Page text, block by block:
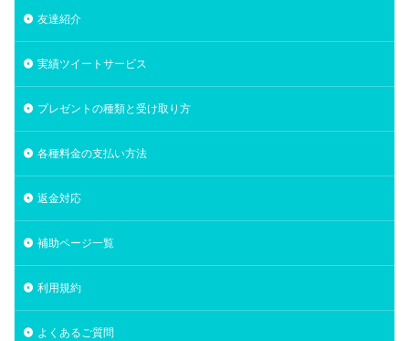
友達紹介
実績ツイートサービス
プレゼントの種類と受け取り方
各種料金の支払い方法
返金対応
補助ページ一覧
利用規約
よくあるご質問